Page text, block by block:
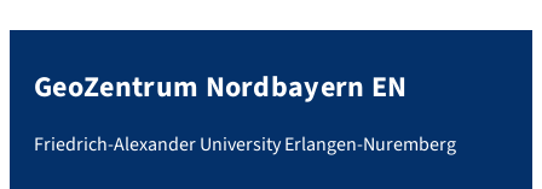
GeoZentrum Nordbayern EN
Friedrich-Alexander University Erlangen-Nuremberg